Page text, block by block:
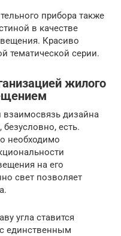
прибора также
в качестве
Красиво
тематической серии.
жилого
дизайна
безусловно, есть.
необходимо
на его
свет позволяет
угла ставится
единственным